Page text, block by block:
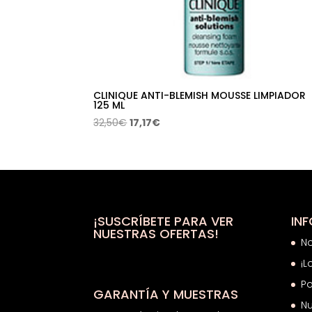
CLINIQUE ANTI-BLEMISH MOUSSE LIMPIADOR
125 ML
32,50€El
era:
17,17€El
es:
¡SUSCRÍBETE PARA VER
NUESTRAS OFERTAS!
GARANTÍA Y MUESTRAS